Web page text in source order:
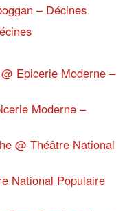
– Décines
Epicerie Moderne –
Moderne –
@ Théâtre National
National Populaire